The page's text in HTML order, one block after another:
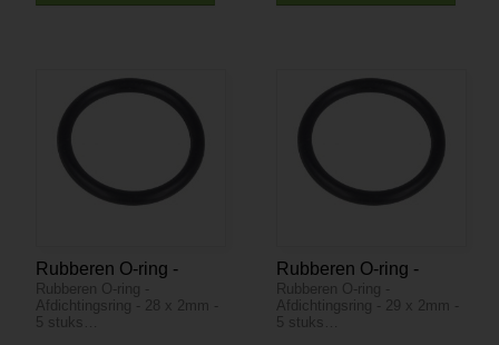
Rubberen O-ring -
Afdichtingsring - 28 x
2mm - 5 stuks
Rubberen O-ring -
Afdichtingsring - 28 x 2mm -
5 stuks…
Rubberen O-ring -
Afdichtingsring - 29 x
2mm - 5 stuks
Rubberen O-ring -
Afdichtingsring - 29 x 2mm -
5 stuks…